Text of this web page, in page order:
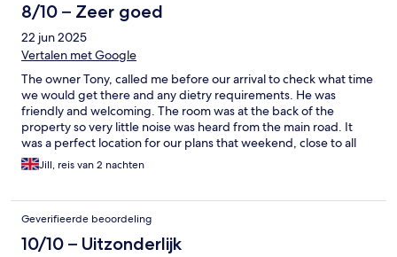
8/10 – Zeer goed
22 jun 2025
Vertalen met Google
The owner Tony, called me before our arrival to check what time
we would get there and any dietry requirements. He was
friendly and welcoming. The room was at the back of the
property so very little noise was heard from the main road. It
was a perfect location for our plans that weekend, close to all
our destinations, some lovely pubs nearby within walking
distance. Lovely cooked breakfast at the time we requested.
Jill, reis van 2 nachten
Geverifieerde beoordeling
10/10 – Uitzonderlijk